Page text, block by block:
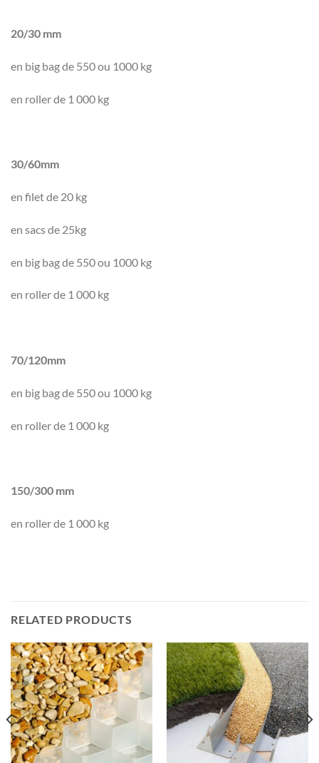
20/30 mm
en big bag de 550 ou 1000 kg
en roller de 1 000 kg
30/60mm
en filet de 20 kg
en sacs de 25kg
en big bag de 550 ou 1000 kg
en roller de 1 000 kg
70/120mm
en big bag de 550 ou 1000 kg
en roller de 1 000 kg
150/300 mm
en roller de 1 000 kg
RELATED PRODUCTS